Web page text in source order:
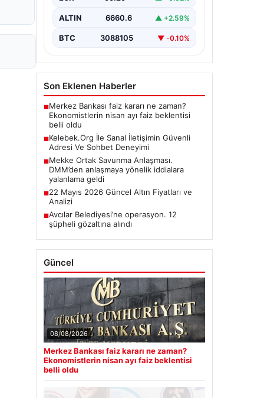
ALTIN 6660.6 ▲ +2.59%
BTC 3088105 ▼ -0.10%
Son Eklenen Haberler
■Merkez Bankası faiz kararı ne zaman?
Ekonomistlerin nisan ayı faiz beklentisi
belli oldu
■Kelebek.Org İle Sanal İletişimin Güvenli
Adresi Ve Sohbet Deneyimi
■Mekke Ortak Savunma Anlaşması.
DMM’den anlaşmaya yönelik iddialara
yalanlama geldi
■22 Mayıs 2026 Güncel Altın Fiyatları ve
Analizi
■Avcılar Belediyesi’ne operasyon. 12
şüpheli gözaltına alındı
Güncel
08/08/2026
Merkez Bankası faiz kararı ne zaman?
Ekonomistlerin nisan ayı faiz beklentisi
belli oldu